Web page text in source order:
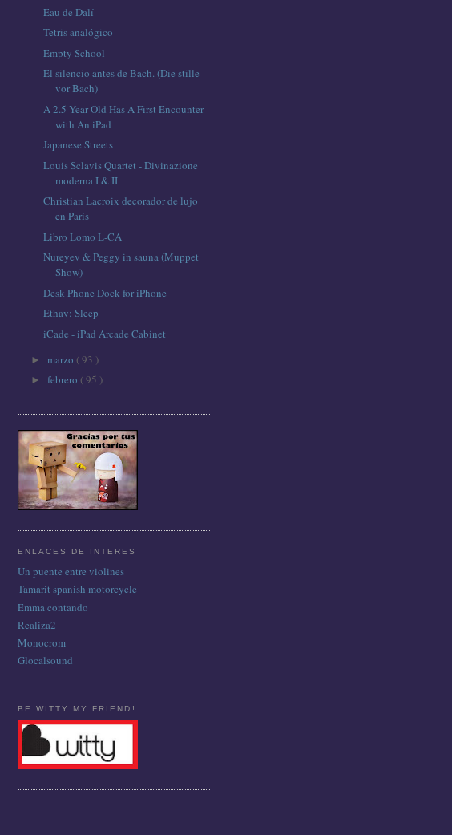
Eau de Dalí
Tetris analógico
Empty School
El silencio antes de Bach. (Die stille
vor Bach)
A 2.5 Year-Old Has A First Encounter
with An iPad
Japanese Streets
Louis Sclavis Quartet - Divinazione
moderna I & II
Christian Lacroix decorador de lujo
en París
Libro Lomo L-CA
Nureyev & Peggy in sauna (Muppet
Show)
Desk Phone Dock for iPhone
Ethav: Sleep
iCade - iPad Arcade Cabinet
► marzo ( 93 )
► febrero ( 95 )
ENLACES DE INTERES
Un puente entre violines
Tamarit spanish motorcycle
Emma contando
Realiza2
Monocrom
Glocalsound
BE WITTY MY FRIEND!